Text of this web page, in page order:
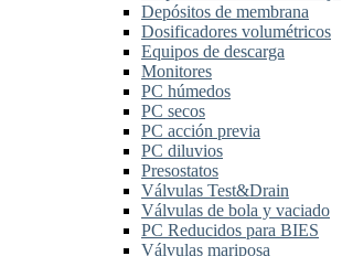
Depósitos de membrana
Dosificadores volumétricos
Equipos de descarga
Monitores
PC húmedos
PC secos
PC acción previa
PC diluvios
Presostatos
Válvulas Test&Drain
Válvulas de bola y vaciado
PC Reducidos para BIES
Válvulas mariposa